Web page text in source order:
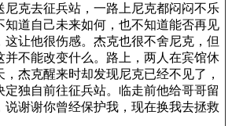
克去征兵站，一路上尼克都闷闷不乐
知道自己未来如何，也不知道能否再见
这让他很伤感。杰克也很不舍尼克，但
并不能改变什么。路上，两人在宾馆休
，杰克醒来时却发现尼克已经不见了，
定独自前往征兵站。临走前他给哥哥留
说谢谢你曾经保护我，现在换我去拯救